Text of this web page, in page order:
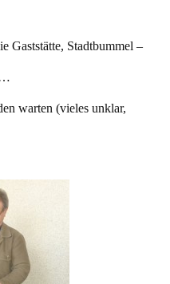
Gaststätte, Stadtbummel –
…
warten (vieles unklar,